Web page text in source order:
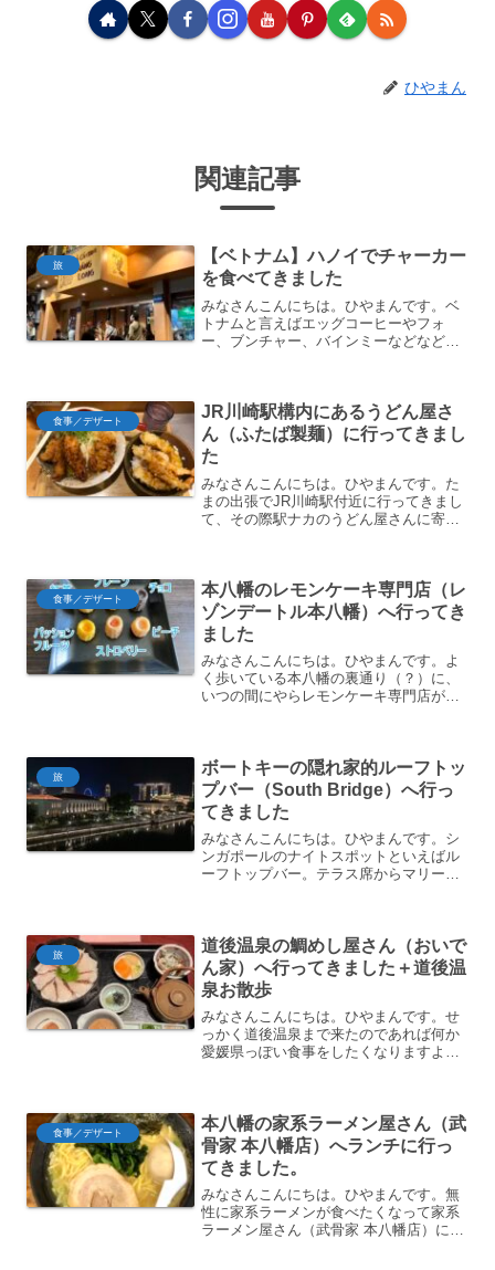
ひやまん
関連記事
旅
【ベトナム】ハノイでチャーカー
を食べてきました
みなさんこんにちは。ひやまんです。ベ
トナムと言えばエッグコーヒーやフォ
ー、ブンチャー、バインミーなどなど
理です。というわけで今回はハ...
食事／デザート
JR川崎駅構内にあるうどん屋さ
ん（ふたば製麺）に行ってきまし
た
みなさんこんにちは。ひやまんです。た
まの出張でJR川崎駅付近に行ってきまし
て、その際駅ナカのうどん屋さんに寄っ
しい外観という...
食事／デザート
本八幡のレモンケーキ専門店（レ
ゾンデートル本八幡）へ行ってき
ました
みなさんこんにちは。ひやまんです。よ
く歩いている本八幡の裏通り（？）に、
いつの間にやらレモンケーキ専門店がで
やってきたのだ。JR本八...
旅
ボートキーの隠れ家的ルーフトッ
プバー（South Bridge）へ行っ
てきました
みなさんこんにちは。ひやまんです。シ
ンガポールのナイトスポットといえばル
ーフトップバー。テラス席からマリーナ
が有...
旅
道後温泉の鯛めし屋さん（おいで
ん家）へ行ってきました＋道後温
泉お散歩
みなさんこんにちは。ひやまんです。せ
っかく道後温泉まで来たのであれば何か
愛媛県っぽい食事をしたくなりますよ
を食べました。外観というわ...
食事／デザート
本八幡の家系ラーメン屋さん（武
骨家 本八幡店）へランチに行っ
てきました。
みなさんこんにちは。ひやまんです。無
性に家系ラーメンが食べたくなって家系
ラーメン屋さん（武骨家 本八幡店）に行